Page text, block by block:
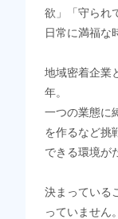
欲」「守られ
日常に満福な
地域密着企業
年。
一つの業態に
を作るなど挑
できる環境が
決まっている
っていません。